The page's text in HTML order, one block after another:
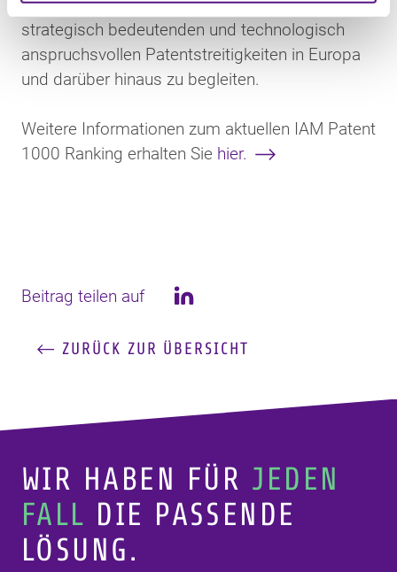
darauf, unsere Mandanten auch künftig bei
strategisch bedeutenden und technologisch
anspruchsvollen Patentstreitigkeiten in Europa
und darüber hinaus zu begleiten.
Weitere Informationen zum aktuellen IAM Patent
1000 Ranking erhalten Sie hier.
ZURÜCK ZUR ÜBERSICHT
Beitrag teilen auf LinkedIn
WIR HABEN FÜR JEDEN
FALL DIE PASSENDE
LÖSUNG.